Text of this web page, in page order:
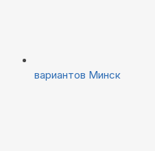
вариантов Минск